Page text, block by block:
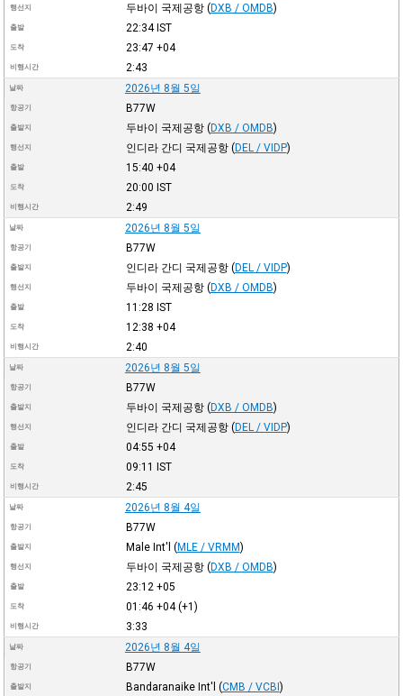
행선지 두바이 국제공항 (DXB / OMDB)
출발 22:34IST
도착 23:47 +04
비행시간 2:43
날짜 2026년 8월 5일
항공기 B77W
출발지 두바이 국제공항 (DXB / OMDB)
행선지 인디라 간디 국제공항 (DEL / VIDP)
출발 15:40 +04
도착 20:00 IST
비행시간 2:49
날짜 2026년 8월 5일
항공기 B77W
출발지 인디라 간디 국제공항 (DEL / VIDP)
행선지 두바이 국제공항 (DXB / OMDB)
출발 11:28 IST
도착 12:38 +04
비행시간 2:40
날짜 2026년 8월 5일
항공기 B77W
출발지 두바이 국제공항 (DXB / OMDB)
행선지 인디라 간디 국제공항 (DEL / VIDP)
출발 04:55 +04
도착 09:11 IST
비행시간 2:45
날짜 2026년 8월 4일
항공기 B77W
출발지 Male Int'l (MLE / VRMM)
행선지 두바이 국제공항 (DXB / OMDB)
출발 23:12 +05
도착 01:46 +04(+1)
비행시간 3:33
날짜 2026년 8월 4일
항공기 B77W
출발지 Bandaranaike Int'l (CMB / VCBI)